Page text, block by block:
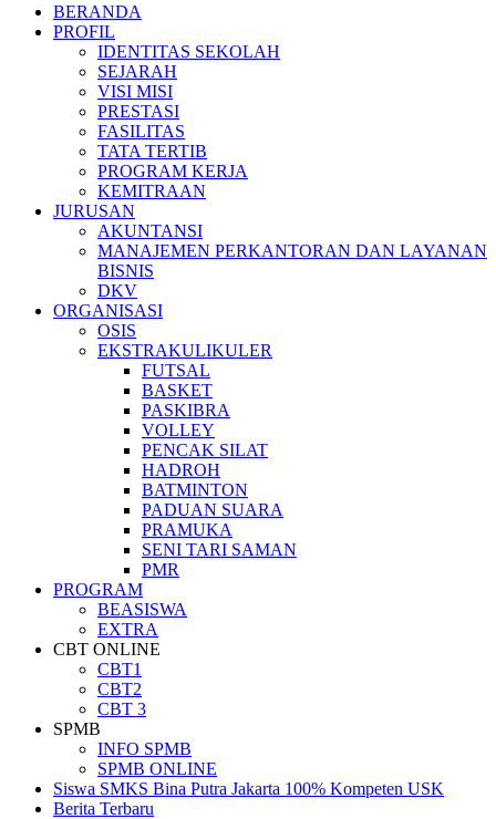
BERANDA
PROFIL
IDENTITAS SEKOLAH
SEJARAH
VISI MISI
PRESTASI
FASILITAS
TATA TERTIB
PROGRAM KERJA
KEMITRAAN
JURUSAN
AKUNTANSI
MANAJEMEN PERKANTORAN DAN LAYANAN
BISNIS
DKV
ORGANISASI
OSIS
EKSTRAKULIKULER
FUTSAL
BASKET
PASKIBRA
VOLLEY
PENCAK SILAT
HADROH
BATMINTON
PADUAN SUARA
PRAMUKA
SENI TARI SAMAN
PMR
PROGRAM
BEASISWA
EXTRA
CBT ONLINE
CBT1
CBT2
CBT 3
SPMB
INFO SPMB
SPMB ONLINE
Siswa SMKS Bina Putra Jakarta 100% Kompeten USK
Berita Terbaru